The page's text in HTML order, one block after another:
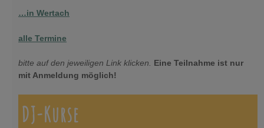
…in Wertach
alle Termine
bitte auf den jeweiligen Link klicken. Eine Teilnahme ist nur
mit Anmeldung möglich!
DJ-Kurse